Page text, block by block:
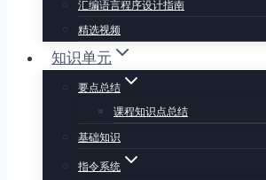
汇编语言程序设计指南
精选视频
知识单元
要点总结
课程知识点总结
基础知识
指令系统